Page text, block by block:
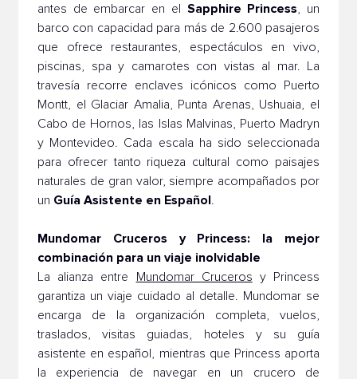
antes de embarcar en el Sapphire Princess , un
barco con capacidad para más de 2.600 pasajeros
que ofrece restaurantes, espectáculos en vivo,
piscinas, spa y camarotes con vistas al mar. La
travesía recorre enclaves icónicos como Puerto
Montt, el Glaciar Amalia, Punta Arenas, Ushuaia, el
Cabo de Hornos, las Islas Malvinas, Puerto Madryn
y Montevideo. Cada escala ha sido seleccionada
para ofrecer tanto riqueza cultural como paisajes
naturales de gran valor, siempre acompañados por
un Guía Asistente en Español
Mundomar Cruceros y Princess: la mejor
combinación para un viaje inolvidable
La alianza entre Mundomar Cruceros y Princess
garantiza un viaje cuidado al detalle. Mundomar se
encarga de la organización completa, vuelos,
traslados, visitas guiadas, hoteles y su guía
asistente en español, mientras que Princess aporta
la experiencia de navegar en un crucero de